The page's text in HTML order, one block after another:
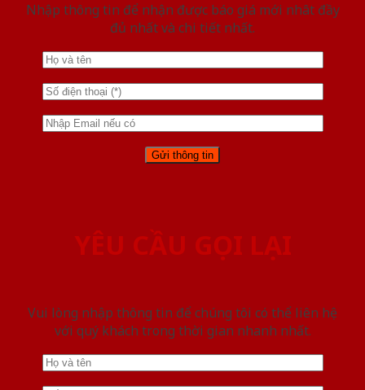
Nhập thông tin để nhận được báo giá mới nhât đầy
đủ nhất và chi tiết nhất.
YÊU CẦU GỌI LẠI
Vui lòng nhập thông tin để chúng tôi có thể liên hệ
với quý khách trong thời gian nhanh nhất.